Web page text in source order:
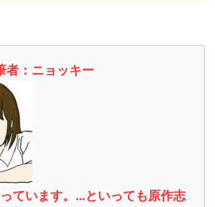
：ニョッキー
ています。…といっても原作志